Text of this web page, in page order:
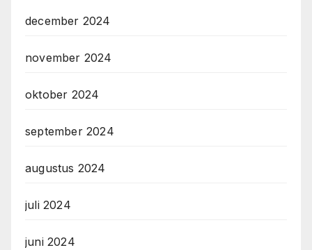
december 2024
november 2024
oktober 2024
september 2024
augustus 2024
juli 2024
juni 2024